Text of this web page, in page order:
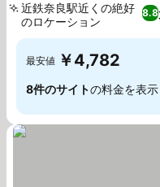
8.8
近鉄奈良駅近くの絶好
のロケーション
最安値 ￥4,782
8件のサイトの料金を表示